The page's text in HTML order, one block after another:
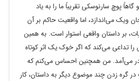
پوچ سارنوسکی تقریباً ما را به یاد
ویک می‌اندازد، اما واقعیت حاکم بر آن
بر داستان واقعی استوار است. به همین
تداعی می‌کند که اگر خوک یک اثر کوتاه
در می‌آمد. من همچنین احساس می‌کنم که
گره زدن چند موضوع دیگر به داستان، کار